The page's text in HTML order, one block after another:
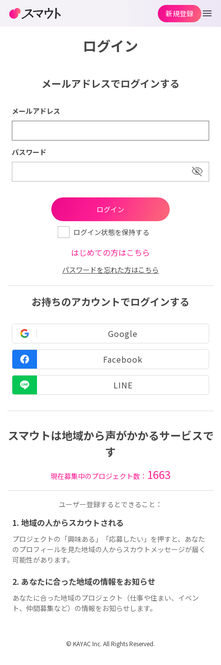
ログイン
メールアドレスでログインする
メールアドレス
パスワード
ログイン状態を保持する
はじめての方はこちら
パスワードを忘れた方はこちら
お持ちのアカウントでログインする
Google
Facebook
LINE
スマウトは地域から声がかかるサービスで
す
現在募集中のプロジェクト数： 1663
ユーザー登録するとできること：
1. 地域の人からスカウトされる
プロジェクトの「興味ある」「応募したい」を押すと、あなた
のプロフィールを見た地域の人からスカウトメッセージが届く
可能性があります。
2. あなたに合った地域の情報をお知らせ
あなたに合った地域のプロジェクト（仕事や住まい、イベン
ト、仲間募集など）の情報をお知らせします。
新規登録
© KAYAC Inc. All Rights Reserved.